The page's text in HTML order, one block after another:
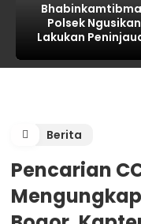
Polsek Ngusikan
Lakukan
Dalam Rangka
Berita
Pencarian